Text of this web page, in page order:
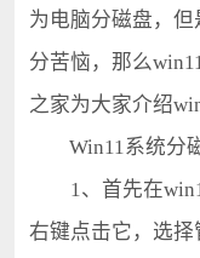
为电脑分磁盘，
分苦恼，那么
之家为大家介绍
Win11系统分磁
1、首先在
右键点击它，选择